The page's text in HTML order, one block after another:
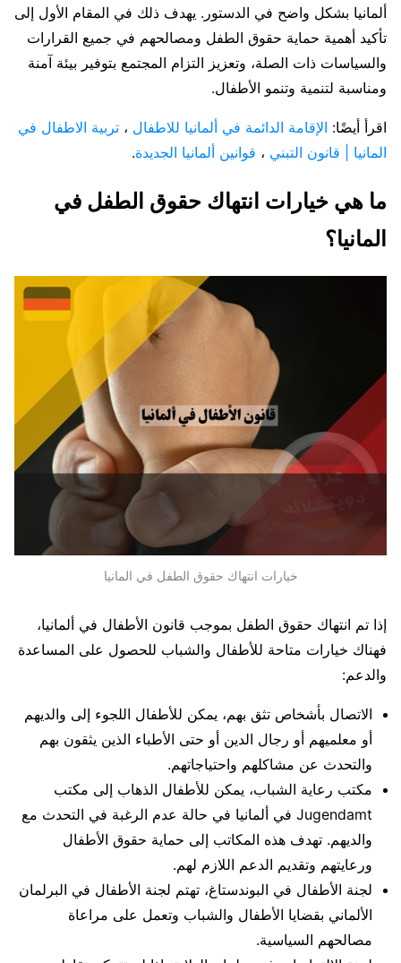
ألمانيا بشكل واضح في الدستور. يهدف ذلك في المقام الأول إلى
تأكيد أهمية حماية حقوق الطفل ومصالحهم في جميع القرارات
والسياسات ذات الصلة، وتعزيز التزام المجتمع بتوفير بيئة آمنة
ومناسبة لتنمية وتنمو الأطفال.
اقرأ أيضًا: الإقامة الدائمة في ألمانيا للاطفال ، تربية الاطفال في
المانيا | قانون التبني ، قوانين ألمانيا الجديدة.
ما هي خيارات انتهاك حقوق الطفل في
المانيا؟
خيارات انتهاك حقوق الطفل في المانيا
إذا تم انتهاك حقوق الطفل بموجب قانون الأطفال في ألمانيا،
فهناك خيارات متاحة للأطفال والشباب للحصول على المساعدة
والدعم:
الاتصال بأشخاص تثق بهم، يمكن للأطفال اللجوء إلى والديهم
أو معلميهم أو رجال الدين أو حتى الأطباء الذين يثقون بهم
والتحدث عن مشاكلهم واحتياجاتهم.
مكتب رعاية الشباب، يمكن للأطفال الذهاب إلى مكتب
Jugendamt في ألمانيا في حالة عدم الرغبة في التحدث مع
والديهم. تهدف هذه المكاتب إلى حماية حقوق الأطفال
ورعايتهم وتقديم الدعم اللازم لهم.
لجنة الأطفال في البوندستاغ، تهتم لجنة الأطفال في البرلمان
الألماني بقضايا الأطفال والشباب وتعمل على مراعاة
مصالحهم السياسية.